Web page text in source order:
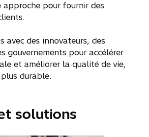
pour fournir des
avec des innovateurs, des
gouvernements pour accélérer
et améliorer la qualité de vie,
durable.
solutions